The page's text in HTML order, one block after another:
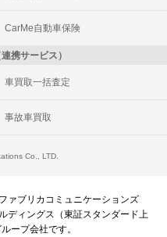
CarMe自動車保険
携サービス）
車買取一括査定
事故車買取
Co., LTD.
ァブリカコミュニケーションズ
ディングス（東証スタンダード上
ープ会社です。